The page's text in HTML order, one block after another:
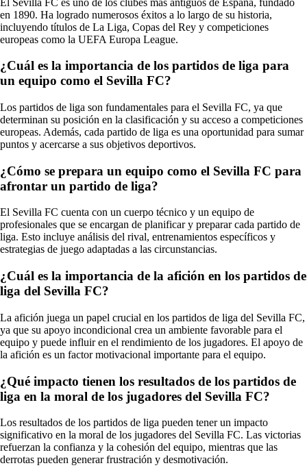
en 1890. Ha logrado numerosos éxitos a lo largo de su historia,
incluyendo títulos de La Liga, Copas del Rey y competiciones
europeas como la UEFA Europa League.
¿Cuál es la importancia de los partidos de liga para
un equipo como el Sevilla FC?
Los partidos de liga son fundamentales para el Sevilla FC, ya que
determinan su posición en la clasificación y su acceso a competiciones
europeas. Además, cada partido de liga es una oportunidad para sumar
puntos y acercarse a sus objetivos deportivos.
¿Cómo se prepara un equipo como el Sevilla FC para
afrontar un partido de liga?
El Sevilla FC cuenta con un cuerpo técnico y un equipo de
profesionales que se encargan de planificar y preparar cada partido de
liga. Esto incluye análisis del rival, entrenamientos específicos y
estrategias de juego adaptadas a las circunstancias.
¿Cuál es la importancia de la afición en los partidos de
liga del Sevilla FC?
La afición juega un papel crucial en los partidos de liga del Sevilla FC,
ya que su apoyo incondicional crea un ambiente favorable para el
equipo y puede influir en el rendimiento de los jugadores. El apoyo de
la afición es un factor motivacional importante para el equipo.
¿Qué impacto tienen los resultados de los partidos de
liga en la moral de los jugadores del Sevilla FC?
Los resultados de los partidos de liga pueden tener un impacto
significativo en la moral de los jugadores del Sevilla FC. Las victorias
refuerzan la confianza y la cohesión del equipo, mientras que las
derrotas pueden generar frustración y desmotivación.